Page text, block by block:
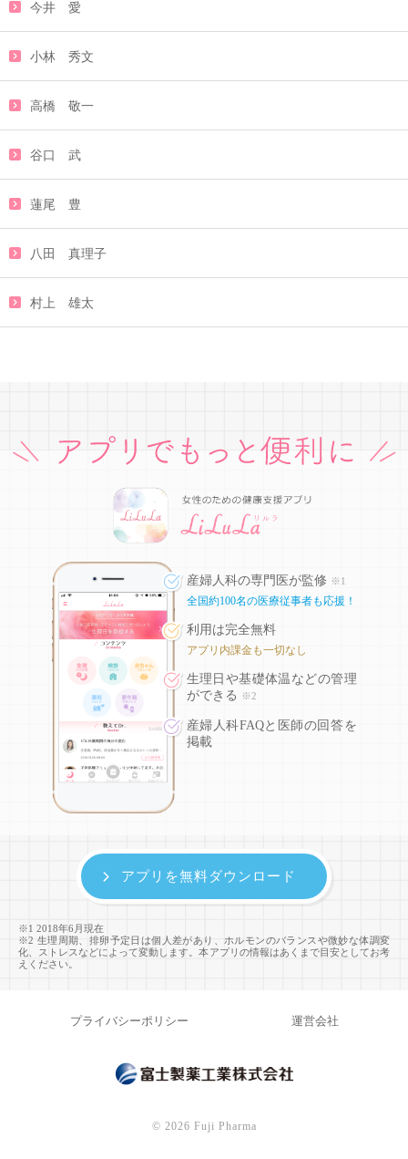
今井 愛
小林 秀文
高橋 敬一
谷口 武
蓮尾 豊
八田 真理子
村上 雄太
産婦人科の専門医が監修 ※1
全国約100名の医療従事者も応援！
利用は完全無料
アプリ内課金も一切なし
生理日や基礎体温などの管理
ができる
※2
産婦人科FAQと医師の回答を
掲載
※1 2018年6月現在
※2 生理周期、排卵予定日は個人差があり、ホルモンのバランスや微妙な体調変
化、ストレスなどによって変動します。本アプリの情報はあくまで目安としてお考
えください。
アプリを無料ダウンロード
プライバシーポリシー 運営会社
© 2026 Fuji Pharma